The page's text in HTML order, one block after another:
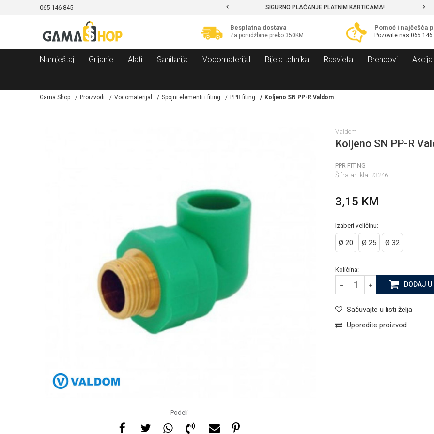
065 146 845 SIGURNO PLAĆANJE PLATNIM KARTICAMA!
Besplatna dostava
Za porudžbine preko 350KM.
Pomoć i najčešća
Pozovite nas 065 146
Namještaj Grijanje Alati Sanitarija Vodomaterijal Bijela tehnika Rasvjeta Brendovi Akcija
Gama Shop Proizvodi Vodomaterijal Spojni elementi i fiting PPR fiting Koljeno SN PP-R Valdom
Podeli
Valdom
Koljeno SN PP-R
PPR FITING
Šifra artikla: 23246
3,15 KM
Izaberi veličinu:
Ø 20 Ø 25 Ø 32
Količina:
DODAJ U
Sačuvajte u listi želja
Uporedite proizvod